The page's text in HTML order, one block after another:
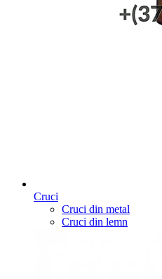
Cruci
Cruci din metal
Cruci din lemn